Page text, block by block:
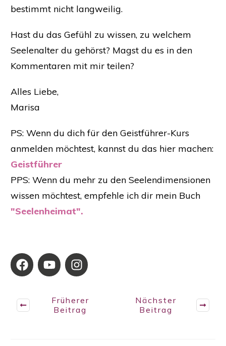
bestimmt nicht langweilig.
Hast du das Gefühl zu wissen, zu welchem
Seelenalter du gehörst? Magst du es in den
Kommentaren mit mir teilen?
Alles Liebe,
Marisa
PS: Wenn du dich für den Geistführer-Kurs
anmelden möchtest, kannst du das hier machen:
Geistführer
PPS: Wenn du mehr zu den Seelendimensionen
wissen möchtest, empfehle ich dir mein Buch
"Seelenheimat".
Früherer
Beitrag
Nächster
Beitrag